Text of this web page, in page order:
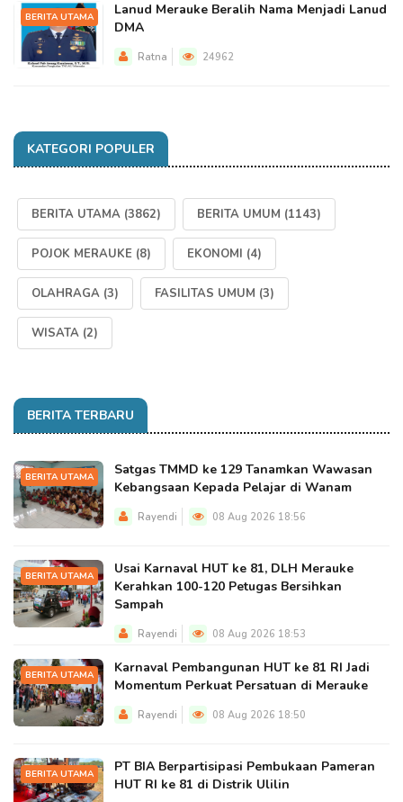
BERITA UTAMA
Lanud Merauke Beralih Nama Menjadi Lanud
DMA
Ratna 24962
KATEGORI POPULER
BERITA UTAMA (3862) BERITA UMUM (1143)
POJOK MERAUKE (8) EKONOMI (4)
OLAHRAGA (3) FASILITAS UMUM (3)
WISATA (2)
BERITA TERBARU
BERITA UTAMA
Satgas TMMD ke 129 Tanamkan Wawasan
Kebangsaan Kepada Pelajar di Wanam
Rayendi 08 Aug 2026 18:56
BERITA UTAMA
Usai Karnaval HUT ke 81, DLH Merauke
Kerahkan 100-120 Petugas Bersihkan
Sampah
Rayendi 08 Aug 2026 18:53
BERITA UTAMA
Karnaval Pembangunan HUT ke 81 RI Jadi
Momentum Perkuat Persatuan di Merauke
Rayendi 08 Aug 2026 18:50
BERITA UTAMA
PT BIA Berpartisipasi Pembukaan Pameran
HUT RI ke 81 di Distrik Ulilin